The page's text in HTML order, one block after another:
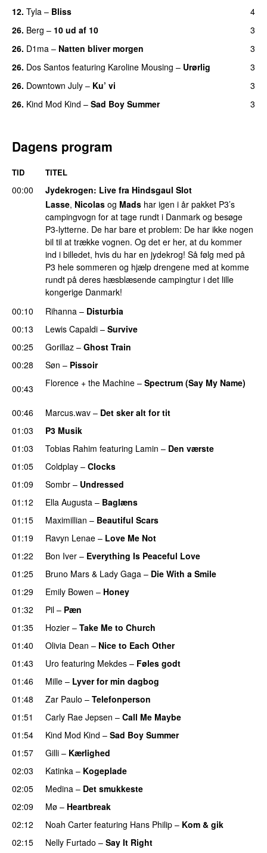
12. Tyla – Bliss
4
26. Berg – 10 ud af 10
3
26. D1ma – Natten bliver morgen
3
26. Dos Santos featuring Karoline Mousing – Urørlig
3
26. Downtown July – Ku’ vi
3
26. Kind Mod Kind – Sad Boy Summer 3
Dagens program
TID TITEL
00:00 Jydekrogen: Live fra Hindsgaul Slot
Lasse, Nicolas og Mads har igen i år pakket P3’s
campingvogn for at tage rundt i Danmark og besøge
P3-lytterne. De har bare et problem: De har ikke nogen
bil til at trække vognen. Og det er her, at du kommer
ind i billedet, hvis du har en jydekrog! Så følg med på
P3 hele sommeren og hjælp drengene med at komme
rundt på deres hæsblæsende campingtur i det lille
kongerige Danmark!
00:10
Rihanna – Disturbia
00:13
Lewis Capaldi – Survive
00:25
Gorillaz – Ghost Train
00:28 Søn – Pissoir
00:43 Florence + the Machine – Spectrum (Say My Name)
00:46 Marcus.wav – Det sker alt for tit
01:03
P3 Musik
01:03
Tobias Rahim featuring Lamin – Den værste
01:05
Coldplay – Clocks
01:09
Sombr – Undressed
01:12 Ella Augusta – Baglæns
01:15
Maximillian – Beautiful Scars
01:19
Ravyn Lenae – Love Me Not
01:22
Bon Iver – Everything Is Peaceful Love
01:25
Bruno Mars & Lady Gaga – Die With a Smile
01:29
Emily Bowen – Honey
01:32 Pil – Pæn
01:35
Hozier – Take Me to Church
01:40 Olivia Dean – Nice to Each Other
01:43
Uro featuring Mekdes – Føles godt
01:46
Mille – Lyver for min dagbog
01:48 Zar Paulo – Telefonperson
01:51 Carly Rae Jepsen – Call Me Maybe
01:54
Kind Mod Kind – Sad Boy Summer
01:57
Gilli – Kærlighed
02:03
Katinka – Kogeplade
02:05 Medina – Det smukkeste
02:09
Mø – Heartbreak
02:12
Noah Carter featuring Hans Philip – Kom & gik
02:15
Nelly Furtado – Say It Right